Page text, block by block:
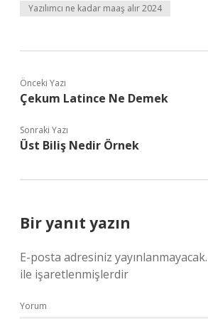
Yazılımcı ne kadar maaş alır 2024
Önceki Yazı
Çekum Latince Ne Demek
Sonraki Yazı
Üst Biliş Nedir Örnek
Bir yanıt yazın
E-posta adresiniz yayınlanmayacak.
ile işaretlenmişlerdir
Yorum